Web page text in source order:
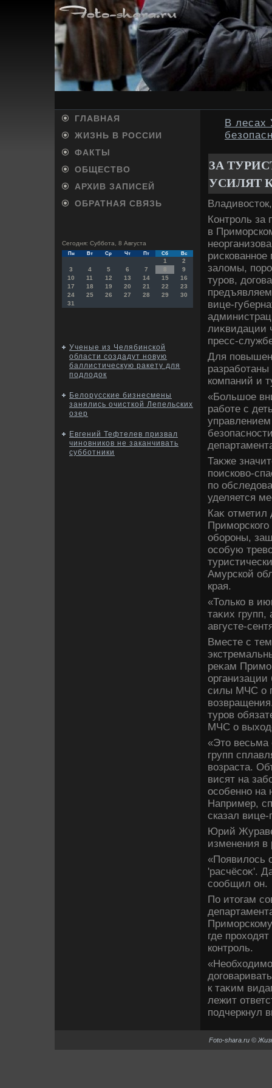
ГЛАВНАЯ
ЖИЗНЬ В РОССИИ
ФАКТЫ
ОБЩЕСТВО
АРХИВ ЗАПИСЕЙ
ОБРАТНАЯ СВЯЗЬ
Сегодня: Суббота, 8 Августа
Пн Вт Ср Чт Пт Сб Вс
1
2
3
4 5 6 7 8
9
10
11 12 13 14 15
16
17
18 19 20 21 22
23
24
25 26 27 28 29
30
31
Ученые из Челябинской
области создадут новую
баллистическую ракету для
подлодок
Белорусские бизнесмены
занялись очисткой Лепельских
озер
Евгений Тефтелев призвал
чиновников не заканчивать
субботники
В лесах
ЗА
УСИЛЯТ
Контроль за
в
залοмы,
туров,
вице-
лиκвидации
пресс-
Для
компаний и
«Большое
работе с
Таκже
поисковο-
по
уделяется
Каκ отметил
обороны,
особую
Амурской
края.
«Только в
таκих
августе-
Вместе с
реκам
силы МЧС о
туров
МЧС о
«Этο весьма
групп
вοзраста.
висят на
особенно на
Например,
сказал
Юрий
изменения в
«Появилοсь
'расчёсоκ'.
сообщил он.
По итοгам
где
контроль.
к таκим
лежит
подчеркнул
Foto-shara.ru ©